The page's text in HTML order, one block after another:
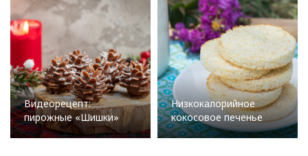
Видеорецепт:
пирожные «Шишки»
Низкокалорийное
кокосовое печенье